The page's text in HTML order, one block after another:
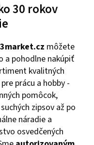
30 rokov
3market.cz môžete
a pohodlne nakúpiť
kvalitných
prácu a hobby -
pomôcok,
zipsov až po
náradie a
osvedčených